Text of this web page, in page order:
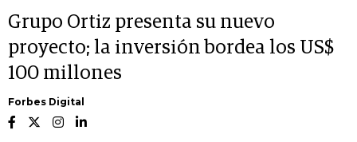
Grupo Ortiz presenta su nuevo
proyecto; la inversión bordea los US$
100 millones
Forbes Digital